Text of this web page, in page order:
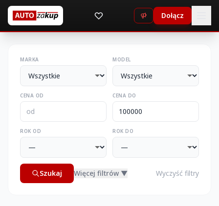
Dołącz
MARKA MODEL
CENA OD CENA DO
ROK OD ROK DO
Szukaj Więcej filtrów ▼ Wyczyść filtry